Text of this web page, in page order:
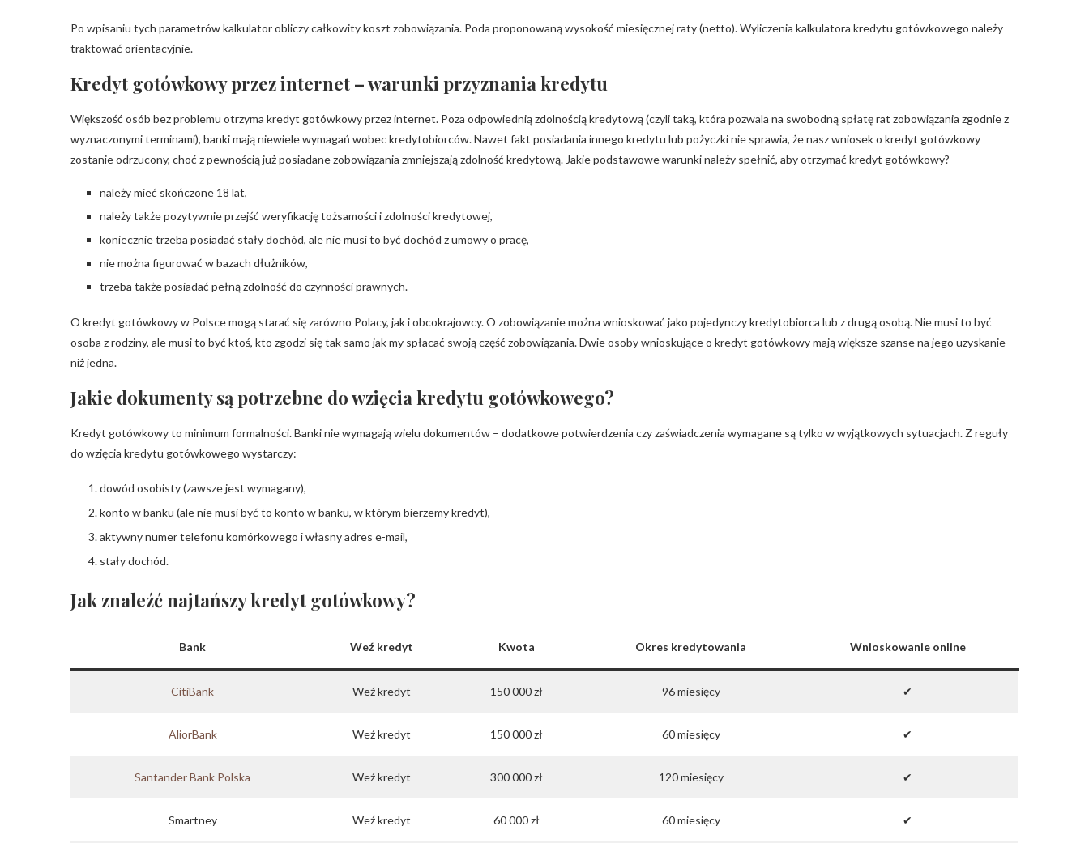
Po wpisaniu tych parametrów kalkulator obliczy całkowity koszt zobowiązania. Poda proponowaną wysokość miesięcznej raty (netto). Wyliczenia kalkulatora kredytu gotówkowego należy
traktować orientacyjnie.
Kredyt gotówkowy przez internet – warunki przyznania kredytu
Większość osób bez problemu otrzyma kredyt gotówkowy przez internet. Poza odpowiednią zdolnością kredytową (czyli taką, która pozwala na swobodną spłatę rat zobowiązania zgodnie z
wyznaczonymi terminami), banki mają niewiele wymagań wobec kredytobiorców. Nawet fakt posiadania innego kredytu lub pożyczki nie sprawia, że nasz wniosek o kredyt gotówkowy
zostanie odrzucony, choć z pewnością już posiadane zobowiązania zmniejszają zdolność kredytową. Jakie podstawowe warunki należy spełnić, aby otrzymać kredyt gotówkowy?
należy mieć skończone 18 lat,
należy także pozytywnie przejść weryfikację tożsamości i zdolności kredytowej,
koniecznie trzeba posiadać stały dochód, ale nie musi to być dochód z umowy o pracę,
nie można figurować w bazach dłużników,
trzeba także posiadać pełną zdolność do czynności prawnych.
O kredyt gotówkowy w Polsce mogą starać się zarówno Polacy, jak i obcokrajowcy. O zobowiązanie można wnioskować jako pojedynczy kredytobiorca lub z drugą osobą. Nie musi to być
osoba z rodziny, ale musi to być ktoś, kto zgodzi się tak samo jak my spłacać swoją część zobowiązania. Dwie osoby wnioskujące o kredyt gotówkowy mają większe szanse na jego uzyskanie
niż jedna.
Jakie dokumenty są potrzebne do wzięcia kredytu gotówkowego?
Kredyt gotówkowy to minimum formalności. Banki nie wymagają wielu dokumentów – dodatkowe potwierdzenia czy zaświadczenia wymagane są tylko w wyjątkowych sytuacjach. Z reguły
do wzięcia kredytu gotówkowego wystarczy:
dowód osobisty (zawsze jest wymagany),
konto w banku (ale nie musi być to konto w banku, w którym bierzemy kredyt),
aktywny numer telefonu komórkowego i własny adres e-mail,
stały dochód.
Jak znaleźć najtańszy kredyt gotówkowy?
Bank Weź kredyt Kwota Okres kredytowania Wnioskowanie online
CitiBank Weź kredyt 150 000 zł 96 miesięcy ✔
AliorBank Weź kredyt 150 000 zł 60 miesięcy ✔
Santander Bank Polska Weź kredyt 300 000 zł 120 miesięcy ✔
Smartney Weź kredyt 60 000 zł 60 miesięcy ✔